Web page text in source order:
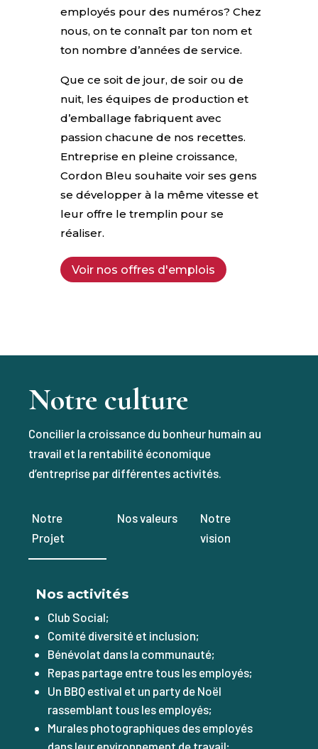
employés pour des numéros? Chez
nous, on te connaît par ton nom et
ton nombre d’années de service.
Que ce soit de jour, de soir ou de
nuit, les équipes de production et
d’emballage fabriquent avec
passion chacune de nos recettes.
Entreprise en pleine croissance,
Cordon Bleu souhaite voir ses gens
se développer à la même vitesse et
leur offre le tremplin pour se
réaliser.
Voir nos offres d'emplois
Notre culture
Concilier la croissance du bonheur humain au
travail et la rentabilité économique
d’entreprise par différentes activités.
Notre
Projet
Nos valeurs
Notre
vision
Nos activités
Club Social;
Comité diversité et inclusion;
Bénévolat dans la communauté;
Repas partage entre tous les employés;
Un BBQ estival et un party de Noël
rassemblant tous les employés;
Murales photographiques des employés